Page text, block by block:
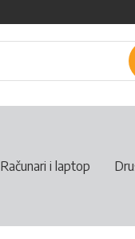
Računari i laptop